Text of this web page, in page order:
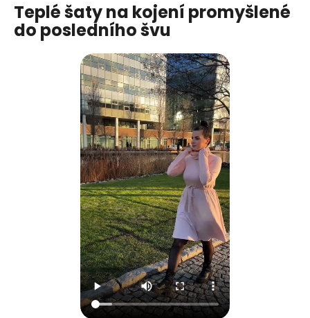
Teplé šaty na kojení promyšlené
do posledního švu